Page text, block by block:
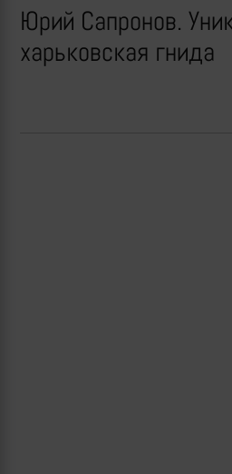
Юрий Сапронов.
харьковская гнида